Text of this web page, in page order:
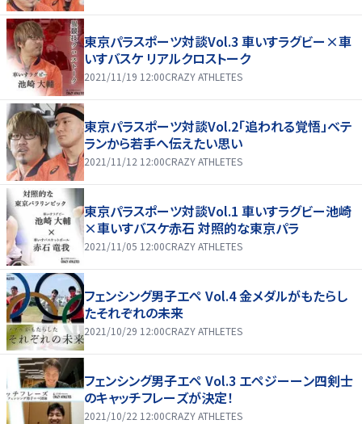
東京パラスポーツ対談Vol.3 車いすラグビー×車
いすバスケ リアルクロストーク
2021/11/19 12:00CRAZY ATHLETES
東京パラスポーツ対談Vol.2「追われる覚悟」ベテ
ランから若手へ伝えたい思い
2021/11/12 12:00CRAZY ATHLETES
東京パラスポーツ対談Vol.1 車いすラグビー池崎
×車いすバスケ赤石 対照的な東京パラ
2021/11/05 12:00CRAZY ATHLETES
フェンシング男子エペ Vol.4 金メダルがもたらし
たそれぞれの未来
2021/10/29 12:00CRAZY ATHLETES
フェンシング男子エペ Vol.3 エペジーーン四剣士
のキャッチフレーズが決定！
2021/10/22 12:00CRAZY ATHLETES